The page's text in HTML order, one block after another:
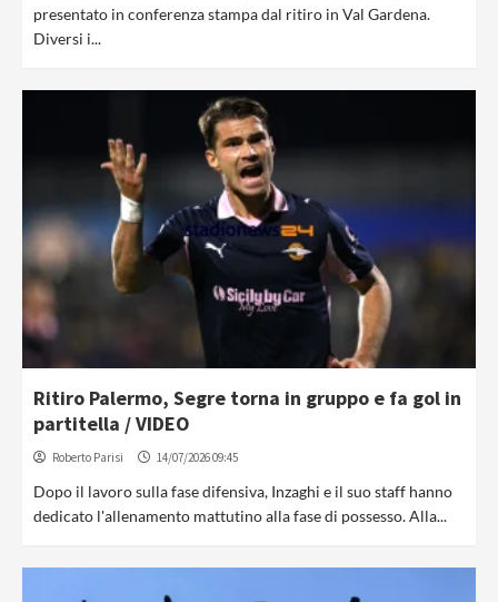
presentato in conferenza stampa dal ritiro in Val Gardena.
Diversi i...
Ritiro Palermo, Segre torna in gruppo e fa gol in
partitella / VIDEO
Roberto Parisi 14/07/2026 09:45
Dopo il lavoro sulla fase difensiva, Inzaghi e il suo staff hanno
dedicato l'allenamento mattutino alla fase di possesso. Alla...